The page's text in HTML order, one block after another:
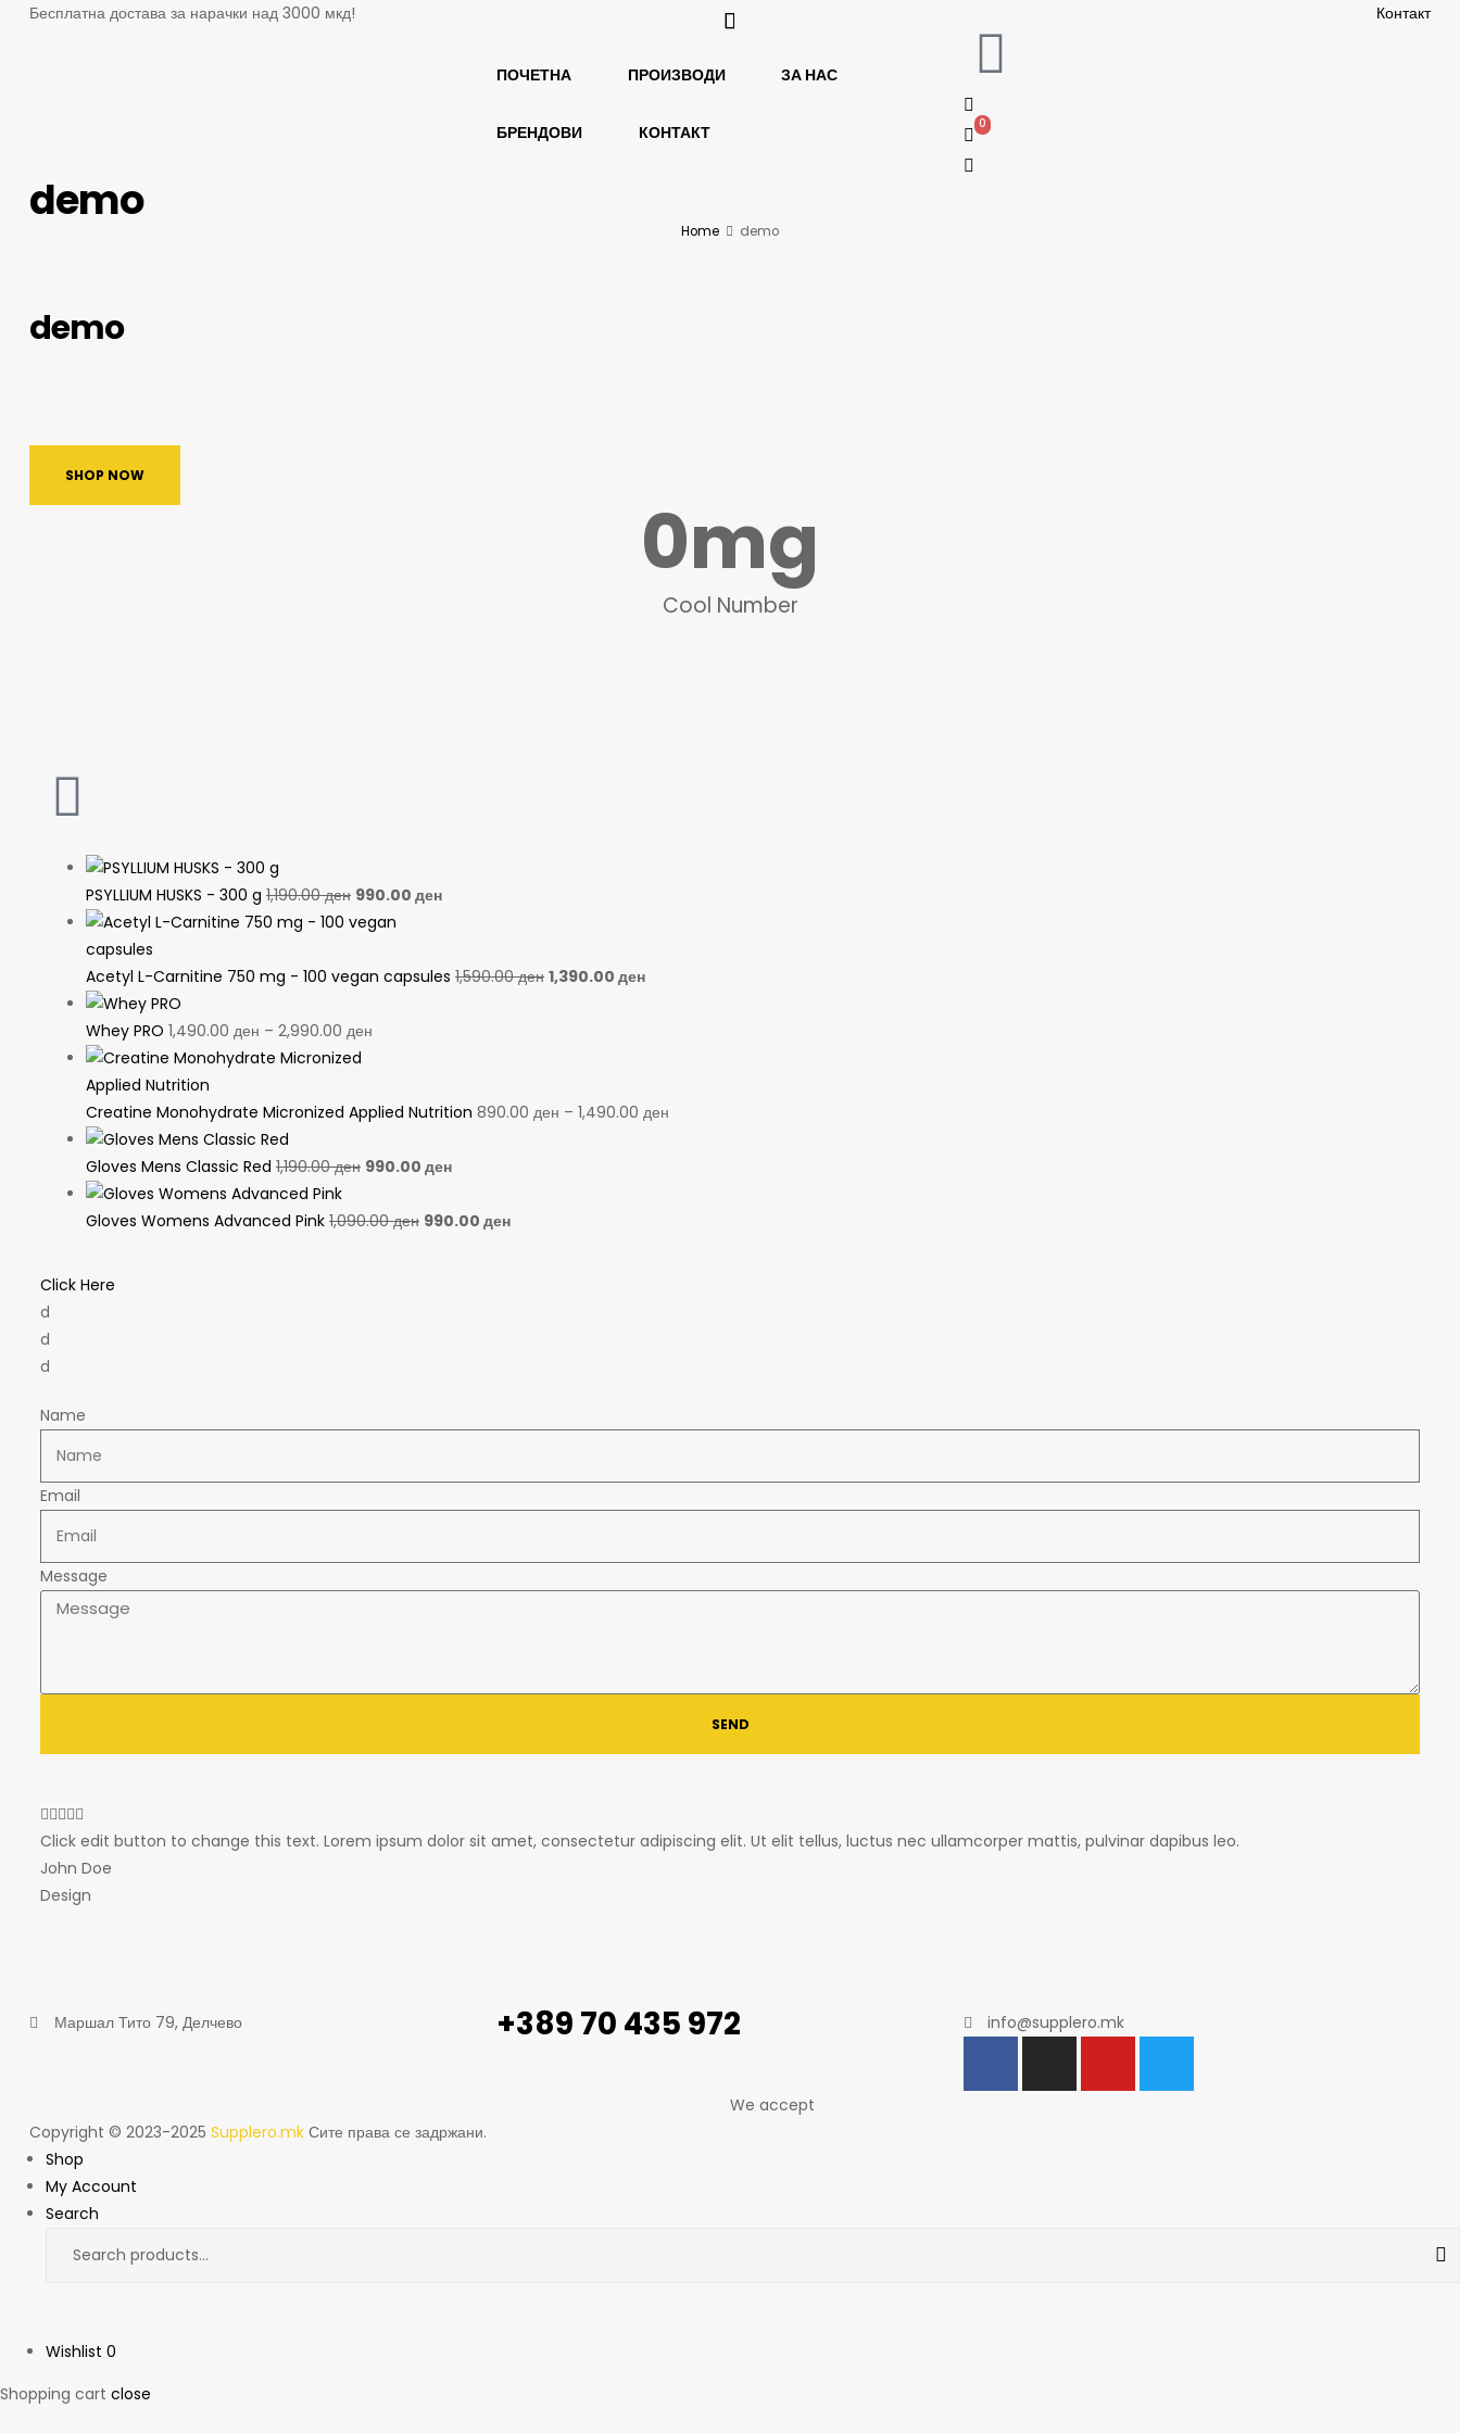
Бесплатна достава за нарачки над 3000 мкд! Контакт
ПОЧЕТНА ПРОИЗВОДИ ЗА НАС
БРЕНДОВИ КОНТАКТ 0
0
demo
Home demo
demo
SHOP NOW
Cool Number
0mg
PSYLLIUM HUSKS - 300 g 1,190.00ден 990.00 ден
Acetyl L-Carnitine 750 mg - 100 vegan capsules 1,590.00ден 1,390.00 ден
Whey PRO 1,490.00 ден – 2,990.00 ден
Creatine Monohydrate Micronized Applied Nutrition 890.00 ден – 1,490.00 ден
Gloves Mens Classic Red 1,190.00ден 990.00 ден
Gloves Womens Advanced Pink 1,090.00ден 990.00 ден
Click Here
d
d
d
Name
Email
Message
SEND
Click edit button to change this text. Lorem ipsum dolor sit amet, consectetur adipiscing elit. Ut elit tellus, luctus nec ullamcorper mattis, pulvinar dapibus leo.
John Doe
Design
Маршал Тито 79, Делчево +389 70 435 972 info@supplero.mk
Copyright © 2023-2025 Supplero.mk Сите права се задржани.
We accept
Shop
My Account
Search
Wishlist 0
Shopping cart close